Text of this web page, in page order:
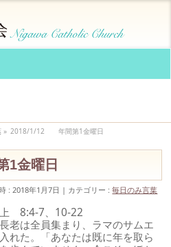
» 2018/1/12 年間第1金曜日
金曜日
: 2018年1月7日 カテゴリー :毎日のみ言葉
8:4-7、10-22
老は全員集まり、ラマのサムエ
れた。「あなたは既に年を取ら